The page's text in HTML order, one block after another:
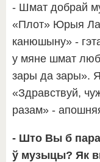
- Шмат добрай
«Плот» Юрыя
канюшыну» -
у мяне шмат
зары да зары».
«Здравствуй,
разам» -
- Што Вы б
ў музыцы? Як